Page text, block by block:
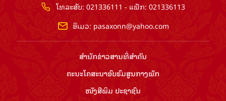
ໂທລະສັບ: 021336111 - ແຟັກ: 021336113
ອີເມວ: pasaxonn@yahoo.com
ສຳ​ນັກ​ຂ່າວ​ສານ​ທີ່​ສຳ​ຄັນ​
ຄະນະໂຄສະນາອົບຮົມ​ສູນ​ກາງ​ພັກ
ໜັງສືພິມ ປະ​ຊາ​ຊົນ